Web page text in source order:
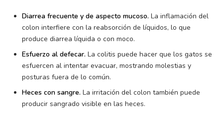
Diarrea frecuente y de aspecto mucoso. La inflamación del
colon interfiere con la reabsorción de líquidos, lo que
produce diarrea líquida o con moco.
Esfuerzo al defecar. La colitis puede hacer que los gatos se
esfuercen al intentar evacuar, mostrando molestias y
posturas fuera de lo común.
Heces con sangre. La irritación del colon también puede
producir sangrado visible en las heces.